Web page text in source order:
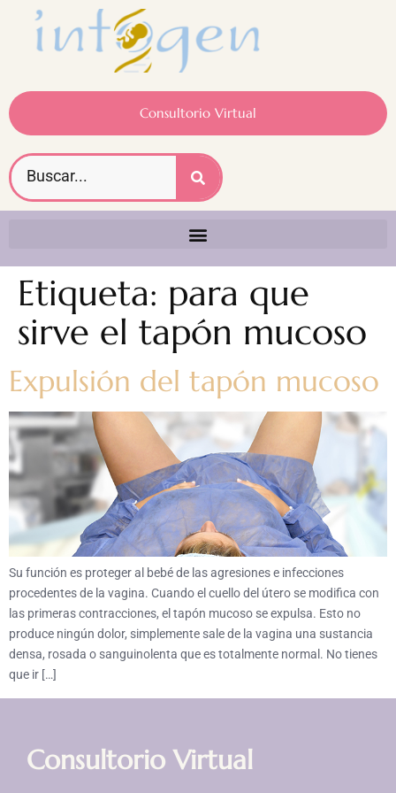
Consultorio Virtual
Etiqueta: para que
sirve el tapón mucoso
Expulsión del tapón mucoso
Su función es proteger al bebé de las agresiones e infecciones
procedentes de la vagina. Cuando el cuello del útero se modifica con
las primeras contracciones, el tapón mucoso se expulsa. Esto no
produce ningún dolor, simplemente sale de la vagina una sustancia
densa, rosada o sanguinolenta que es totalmente normal. No tienes
que ir […]
Consultorio Virtual